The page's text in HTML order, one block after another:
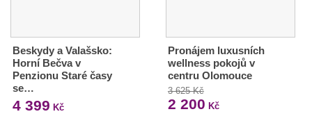
Beskydy a Valašsko:
Horní Bečva v
Penzionu Staré časy
se…
4 399 Kč
Pronájem luxusních
wellness pokojů v
centru Olomouce
3 625 Kč
2 200 Kč